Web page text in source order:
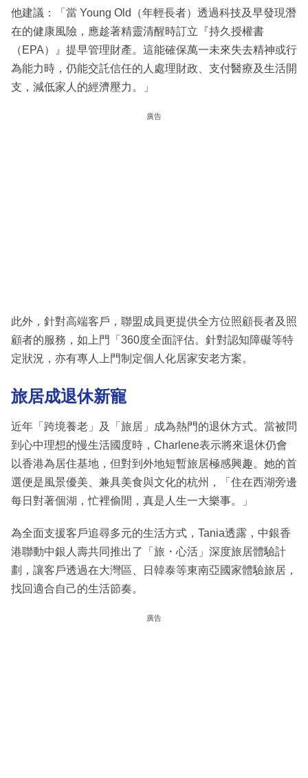
他建議：「當 Young Old（年輕長者）透過科技及早發現潛
在的健康風險，應趁著精靈清醒時訂立『持久授權書
（EPA）』提早管理財產。這能確保萬一未來失去精神或行
為能力時，仍能交託信任的人處理財政、支付醫療及生活開
支，減低家人的經濟壓力。」
廣告
此外，針對高端客戶，聯盟成員更提供全方位照顧長者及照
顧者的服務，如上門「360度全面評估。針對認知障礙等特
定狀況，亦有專人上門制定個人化居家安老方案。
旅居成退休新寵
近年「跨境養老」及「旅居」成為熱門的退休方式。當被問
到心中理想的慢生活國度時，Charlene表示將來退休仍會
以香港為居住基地，但對到外地短暫旅居極感興趣。她的首
選便是風景優美、兼具美食與文化的杭州，「住在西湖旁邊
每日對著個湖，忙裡偷閒，真是人生一大樂事。」
為全面支援客戶追尋多元的生活方式，Tania透露，中銀香
港聯動中銀人壽共同推出了「旅・心活」深度旅居體驗計
劃，讓客戶透過在大灣區、日韓泰等東南亞國家體驗旅居，
找回適合自己的生活節奏。
廣告